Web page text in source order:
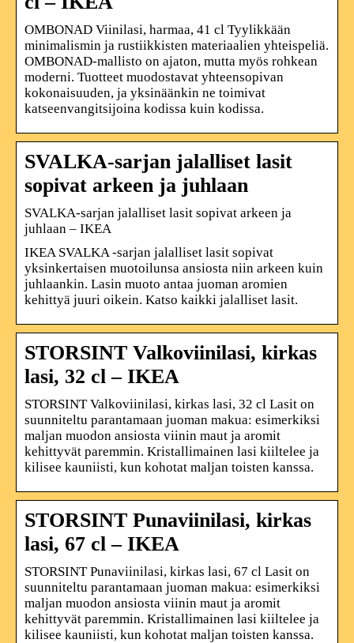
OMBONAD Viinilasi, harmaa, 41 cl Tyylikkään
minimalismin ja rustiikkisten materiaalien yhteispeliä.
OMBONAD-mallisto on ajaton, mutta myös rohkean
moderni. Tuotteet muodostavat yhteensopivan
kokonaisuuden, ja yksinäänkin ne toimivat
katseenvangitsijoina kodissa kuin kodissa.
SVALKA-sarjan jalalliset lasit
sopivat arkeen ja juhlaan
SVALKA-sarjan jalalliset lasit sopivat arkeen ja
juhlaan – IKEA
IKEA SVALKA -sarjan jalalliset lasit sopivat
yksinkertaisen muotoilunsa ansiosta niin arkeen kuin
juhlaankin. Lasin muoto antaa juoman aromien
kehittyä juuri oikein. Katso kaikki jalalliset lasit.
STORSINT Valkoviinilasi, kirkas
lasi, 32 cl – IKEA
STORSINT Valkoviinilasi, kirkas lasi, 32 cl Lasit on
suunniteltu parantamaan juoman makua: esimerkiksi
maljan muodon ansiosta viinin maut ja aromit
kehittyvät paremmin. Kristallimainen lasi kiiltelee ja
kilisee kauniisti, kun kohotat maljan toisten kanssa.
STORSINT Punaviinilasi, kirkas
lasi, 67 cl – IKEA
STORSINT Punaviinilasi, kirkas lasi, 67 cl Lasit on
suunniteltu parantamaan juoman makua: esimerkiksi
maljan muodon ansiosta viinin maut ja aromit
kehittyvät paremmin. Kristallimainen lasi kiiltelee ja
kilisee kauniisti, kun kohotat maljan toisten kanssa.